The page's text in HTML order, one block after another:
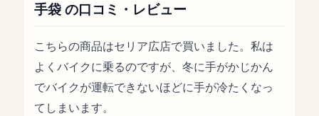
手袋 の口コミ・レビュー
こちらの商品はセリア広店で買いました。私は
よくバイクに乗るのですが、冬に手がかじかん
でバイクが運転できないほどに手が冷たくなっ
てしまいます。